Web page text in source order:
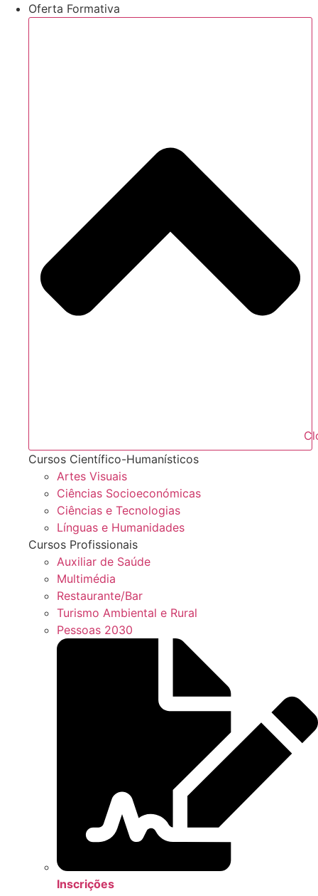
Oferta Formativa
Cursos Científico-Humanísticos
Artes Visuais
Ciências Socioeconómicas
Ciências e Tecnologias
Línguas e Humanidades
Cursos Profissionais
Auxiliar de Saúde
Multimédia
Restaurante/Bar
Turismo Ambiental e Rural
Pessoas 2030
Inscrições